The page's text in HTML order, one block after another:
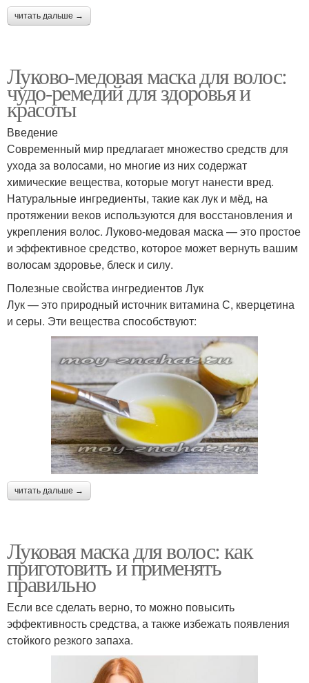
читать дальше →
Луково-медовая маска для волос:
чудо-ремедий для здоровья и
красоты
Введение
Современный мир предлагает множество средств для
ухода за волосами, но многие из них содержат
химические вещества, которые могут нанести вред.
Натуральные ингредиенты, такие как лук и мёд, на
протяжении веков используются для восстановления и
укрепления волос. Луково-медовая маска — это простое
и эффективное средство, которое может вернуть вашим
волосам здоровье, блеск и силу.
Полезные свойства ингредиентов Лук
Лук — это природный источник витамина С, кверцетина
и серы. Эти вещества способствуют:
читать дальше →
Луковая маска для волос: как
приготовить и применять
правильно
Если все сделать верно, то можно повысить
эффективность средства, а также избежать появления
стойкого резкого запаха.